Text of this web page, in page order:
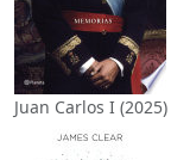
Juan Carlos I (2025)